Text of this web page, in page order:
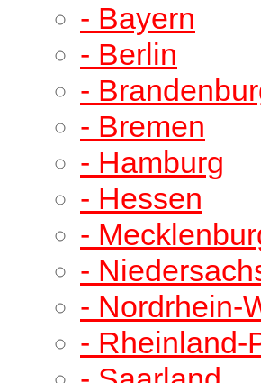
- Bayern
- Berlin
-
- Bremen
- Hamburg
- Hessen
-
-
- Nordrhein-
- Rheinland-